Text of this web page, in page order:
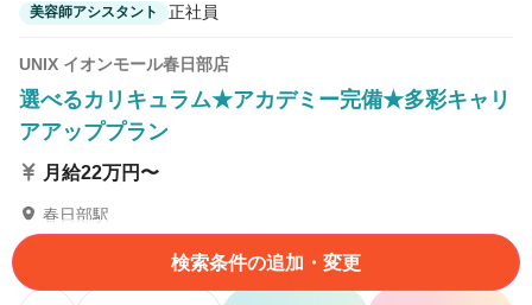
美容師アシスタント 正社員
UNIX イオンモール春日部店
選べるカリキュラム★アカデミー完備★多彩キャリ
アアッププラン
月給22万円〜
春日部駅
検索条件の追加・変更